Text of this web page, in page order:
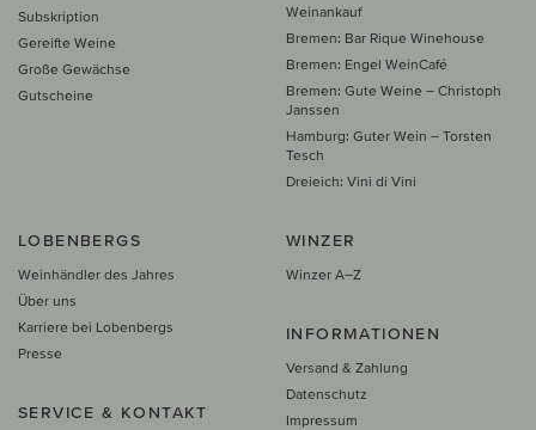
Subskription
Gereifte Weine
Große Gewächse
Gutscheine
Weinankauf
Bremen: Bar Rique Winehouse
Bremen: Engel WeinCafé
Bremen: Gute Weine – Christoph
Janssen
Hamburg: Guter Wein – Torsten
Tesch
Dreieich: Vini di Vini
LOBENBERGS
Weinhändler des Jahres
Über uns
Karriere bei Lobenbergs
Presse
SERVICE & KONTAKT
WINZER
Winzer A–Z
INFORMATIONEN
Versand & Zahlung
Datenschutz
Impressum